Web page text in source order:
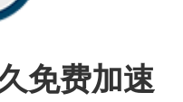
免费加速